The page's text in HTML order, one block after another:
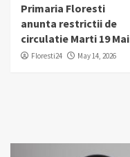
Primaria Floresti
anunta restrictii de
circulatie Marti 19 Mai
Floresti24 May 14, 2026